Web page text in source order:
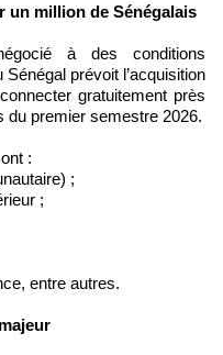
un million de Sénégalais
à des conditions
prévoit l’acquisition
gratuitement près
du premier semestre 2026.
:
;
;
entre autres.